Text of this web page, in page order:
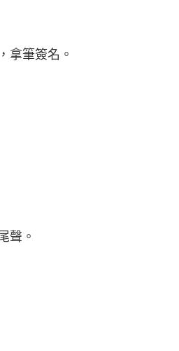
拿筆簽名。
聲。